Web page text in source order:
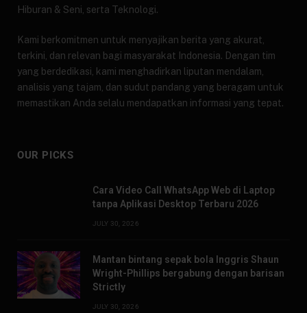
Hiburan & Seni, serta Teknologi.
Kami berkomitmen untuk menyajikan berita yang akurat,
terkini, dan relevan bagi masyarakat Indonesia. Dengan tim
yang berdedikasi, kami menghadirkan liputan mendalam,
analisis yang tajam, dan sudut pandang yang beragam untuk
memastikan Anda selalu mendapatkan informasi yang tepat.
OUR PICKS
Cara Video Call WhatsApp Web di Laptop
tanpa Aplikasi Desktop Terbaru 2026
JULY 30, 2026
Mantan bintang sepak bola Inggris Shaun
Wright-Phillips bergabung dengan barisan
Strictly
JULY 30, 2026